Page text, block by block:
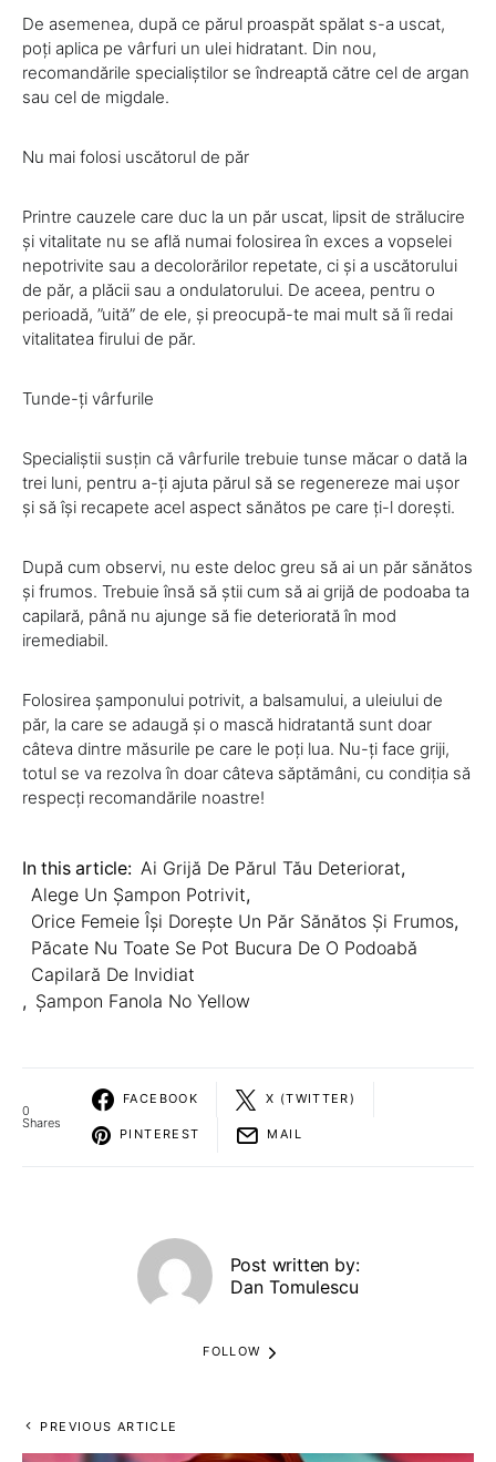
De asemenea, după ce părul proaspăt spălat s-a uscat,
poți aplica pe vârfuri un ulei hidratant. Din nou,
recomandările specialiștilor se îndreaptă către cel de argan
sau cel de migdale.
Nu mai folosi uscătorul de păr
Printre cauzele care duc la un păr uscat, lipsit de strălucire
și vitalitate nu se află numai folosirea în exces a vopselei
nepotrivite sau a decolorărilor repetate, ci și a uscătorului
de păr, a plăcii sau a ondulatorului. De aceea, pentru o
perioadă, ”uită” de ele, și preocupă-te mai mult să îi redai
vitalitatea firului de păr.
Tunde-ți vârfurile
Specialiștii susțin că vârfurile trebuie tunse măcar o dată la
trei luni, pentru a-ți ajuta părul să se regenereze mai ușor
și să își recapete acel aspect sănătos pe care ți-l dorești.
După cum observi, nu este deloc greu să ai un păr sănătos
și frumos. Trebuie însă să știi cum să ai grijă de podoaba ta
capilară, până nu ajunge să fie deteriorată în mod
iremediabil.
Folosirea șamponului potrivit, a balsamului, a uleiului de
păr, la care se adaugă și o mască hidratantă sunt doar
câteva dintre măsurile pe care le poți lua. Nu-ți face griji,
totul se va rezolva în doar câteva săptămâni, cu condiția să
respecți recomandările noastre!
In this article: Ai Grijă De Părul Tău Deteriorat,
Alege Un Șampon Potrivit,
Orice Femeie Își Dorește Un Păr Sănătos Și Frumos,
Păcate Nu Toate Se Pot Bucura De O Podoabă
Capilară De Invidiat
, Șampon Fanola No Yellow
0
Shares
FACEBOOK X (TWITTER)
PINTEREST MAIL
Post written by:
Dan Tomulescu
FOLLOW
PREVIOUS ARTICLE